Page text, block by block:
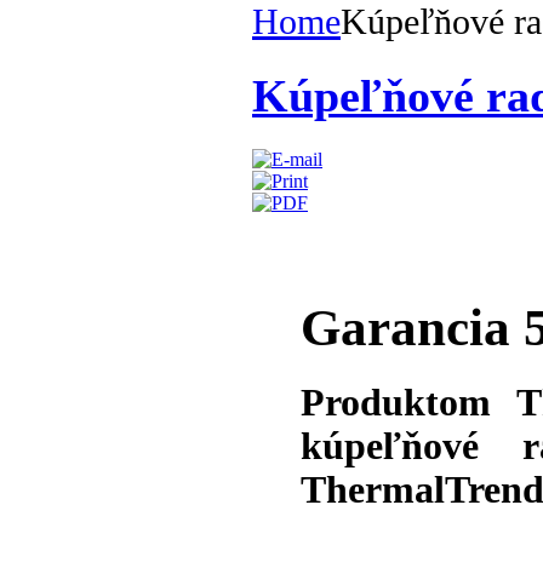
HomeKúpeľňové
Kúpeľňové
Garancia
Produktom
kúpeľňové